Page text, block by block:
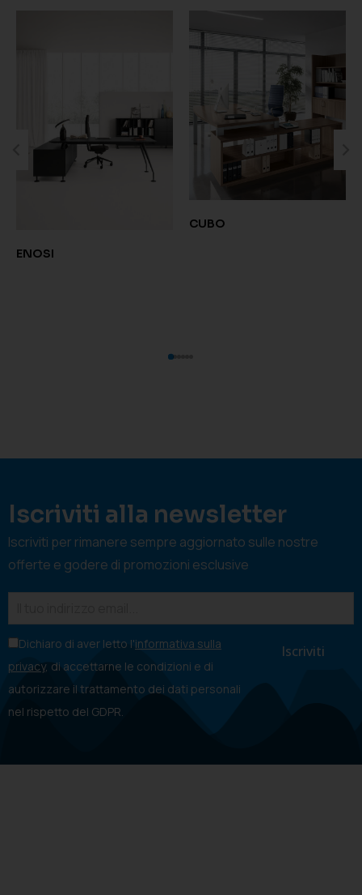
ENOSI
CUBO
Iscriviti alla newsletter
Iscriviti per rimanere sempre aggiornato sulle nostre
offerte e godere di promozioni esclusive
Dichiaro di aver letto l'informativa sulla
privacy, di accettarne le condizioni e di
autorizzare il trattamento dei dati personali
nel rispetto del GDPR.